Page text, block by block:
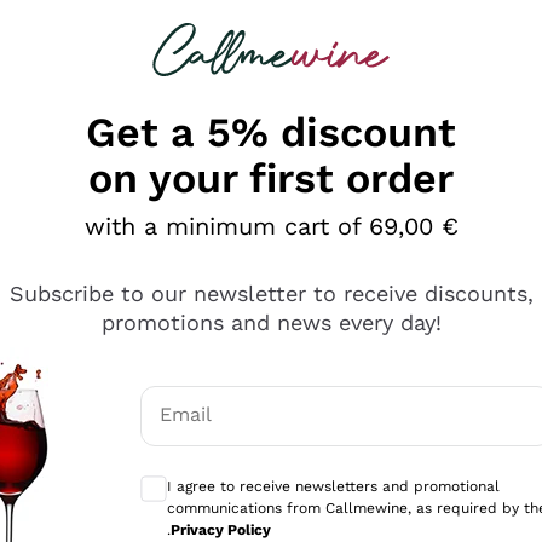
looking for
diversi e con un ampio range di prezzo. Le
Get a 5% discount
on your first order
with a minimum cart of 69,00 €
Subscribe to our newsletter to receive discounts,
promotions and news every day!
Email
I agree to receive newsletters and promotional
communications from Callmewine, as required by
.Privacy Policy